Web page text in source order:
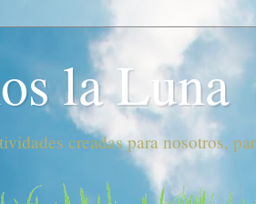
la Luna
creadas para nosotros,